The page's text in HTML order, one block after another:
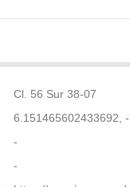
Cl. 56 Sur 38-07
6.151465602433692,
-
-